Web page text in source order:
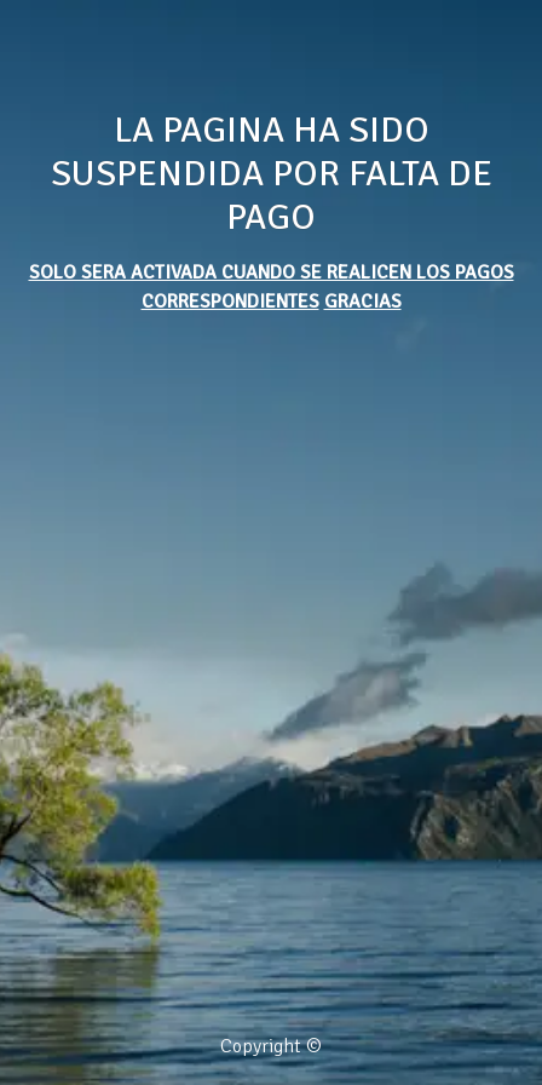
LA PAGINA HA SIDO
SUSPENDIDA POR FALTA DE
PAGO
SOLO SERA ACTIVADA CUANDO SE REALICEN LOS PAGOS
CORRESPONDIENTES GRACIAS
Copyright ©